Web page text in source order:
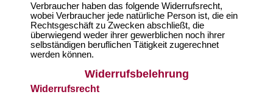
Verbraucher haben das folgende Widerrufsrecht,
wobei Verbraucher jede natürliche Person ist, die ein
Rechtsgeschäft zu Zwecken abschließt, die
überwiegend weder ihrer gewerblichen noch ihrer
selbständigen beruflichen Tätigkeit zugerechnet
werden können.
Widerrufsbelehrung
Widerrufsrecht